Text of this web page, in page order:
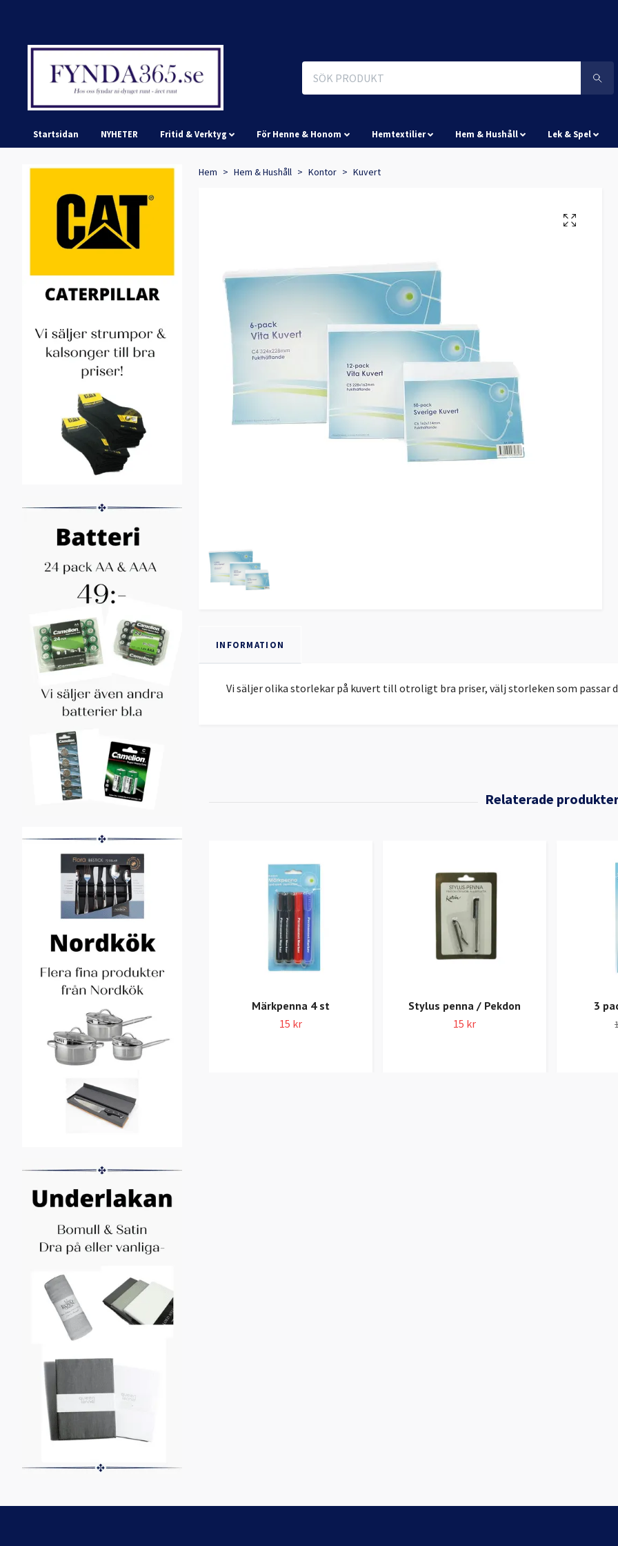
Startsidan NYHETER Fritid & Verktyg För Henne & Honom Hemtextilier Hem & Hushåll Lek & Spel
Hem Hem & Hushåll Kontor Kuvert
INFORMATION
Vi säljer olika storlekar på kuvert till otroligt bra priser, välj storleken som passar
Märkpenna 4 st
15 kr
Stylus penna / Pekdon
15 kr
3